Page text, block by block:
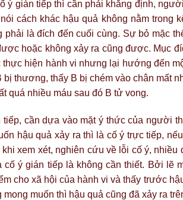
ý gián tiếp thì cần phải khẳng định,
cách khác hậu quả không nằm trong
phải là đích đến cuối cùng. Sự bỏ mặc
hoặc không xảy ra cũng được. Mục
hiện hành vi nhưng lại hướng đến
thương, thấy B bị chém vào chân mất
quá nhiều máu sau đó B tử vong.
cần dựa vào mặt ý thức của người
hậu quả xảy ra thì là cố ý trực tiếp,
xem xét, nghiên cứu về lỗi cố ý, nhiều
ý gián tiếp là không cần thiết. Bởi lẽ
cho xã hội của hành vi và thấy trước
muốn thì hậu quả cũng đã xảy ra